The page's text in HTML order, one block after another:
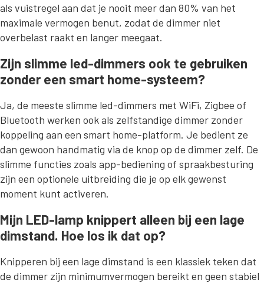
als vuistregel aan dat je nooit meer dan 80% van het
maximale vermogen benut, zodat de dimmer niet
overbelast raakt en langer meegaat.
Zijn slimme led-dimmers ook te gebruiken
zonder een smart home-systeem?
Ja, de meeste slimme led-dimmers met WiFi, Zigbee of
Bluetooth werken ook als zelfstandige dimmer zonder
koppeling aan een smart home-platform. Je bedient ze
dan gewoon handmatig via de knop op de dimmer zelf. De
slimme functies zoals app-bediening of spraakbesturing
zijn een optionele uitbreiding die je op elk gewenst
moment kunt activeren.
Mijn LED-lamp knippert alleen bij een lage
dimstand. Hoe los ik dat op?
Knipperen bij een lage dimstand is een klassiek teken dat
de dimmer zijn minimumvermogen bereikt en geen stabiel